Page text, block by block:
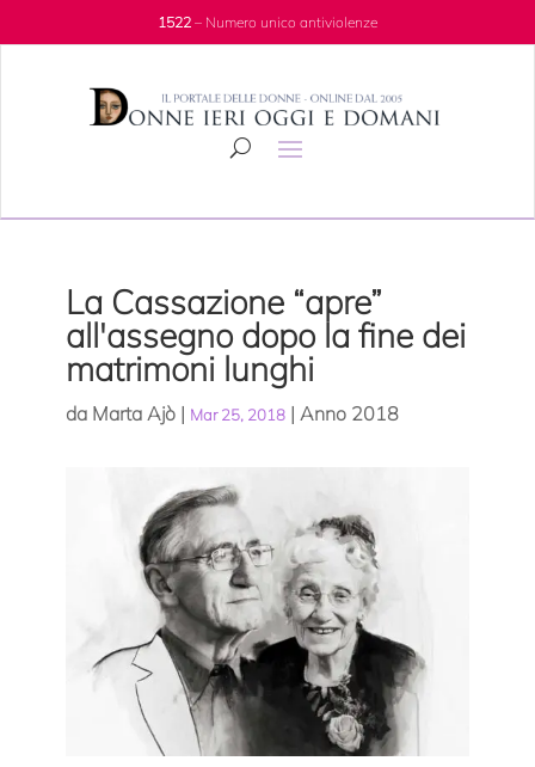
1522– Numero unico antiviolenze
La Cassazione “apre”
all'assegno dopo la fine dei
matrimoni lunghi
da Marta Ajò| Mar 25, 2018| Anno 2018